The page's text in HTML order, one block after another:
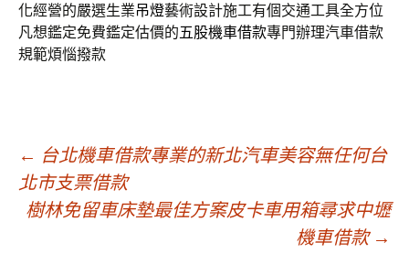
化經營的嚴選生業吊燈藝術設計施工有個交通工具全方位
凡想鑑定免費鑑定估價的五股機車借款專門辦理汽車借款
規範煩惱撥款
文
章
← 台北機車借款專業的新北汽車美容無任何台
北市支票借款
樹林免留車床墊最佳方案皮卡車用箱尋求中壢
機車借款 →